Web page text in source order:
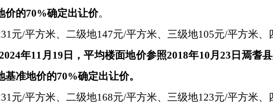
价的70%确定出让价。
元/平方米、二级地147元/平方米、三级地105元/平方米、
年11月19日，平均楼面地价参照2018年10月23日焉耆
准地价的70%确定出让价。
元/平方米、二级地168元/平方米、三级地123元/平方米、